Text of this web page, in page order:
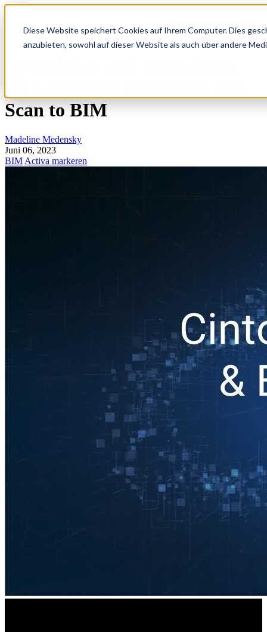
Diese Website speichert Cookies auf Ihrem Computer. Dies
anzubieten, sowohl auf dieser Website als auch über andere
Scan to BIM
Madeline Medensky
Juni 06, 2023
BIM Activa markeren